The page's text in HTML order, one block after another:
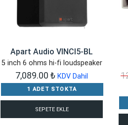
Apart Audio VINCI5-BL
5 inch 6 ohms hi-fi loudspeaker
7,089.00 ₺ KDV Dahil
1 ADET STOKTA
SEPETE EKLE